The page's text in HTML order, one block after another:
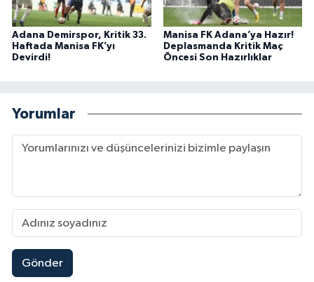
Adana Demirspor, Kritik 33.
Haftada Manisa FK’yı
Devirdi!
Manisa FK Adana’ya Hazır!
Deplasmanda Kritik Maç
Öncesi Son Hazırlıklar
Yorumlar
Gönder